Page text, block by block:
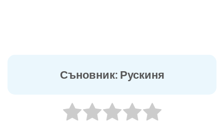
Съновник: Рускиня